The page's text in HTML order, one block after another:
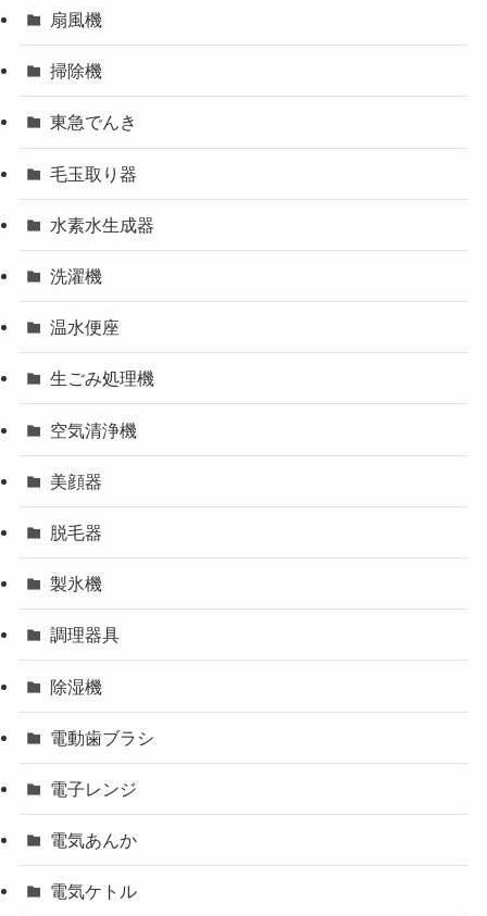
扇風機
掃除機
東急でんき
毛玉取り器
水素水生成器
洗濯機
温水便座
生ごみ処理機
空気清浄機
美顔器
脱毛器
製氷機
調理器具
除湿機
電動歯ブラシ
電子レンジ
電気あんか
電気ケトル